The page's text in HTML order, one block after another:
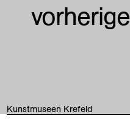
vorherige
Kunstmuseen Krefeld